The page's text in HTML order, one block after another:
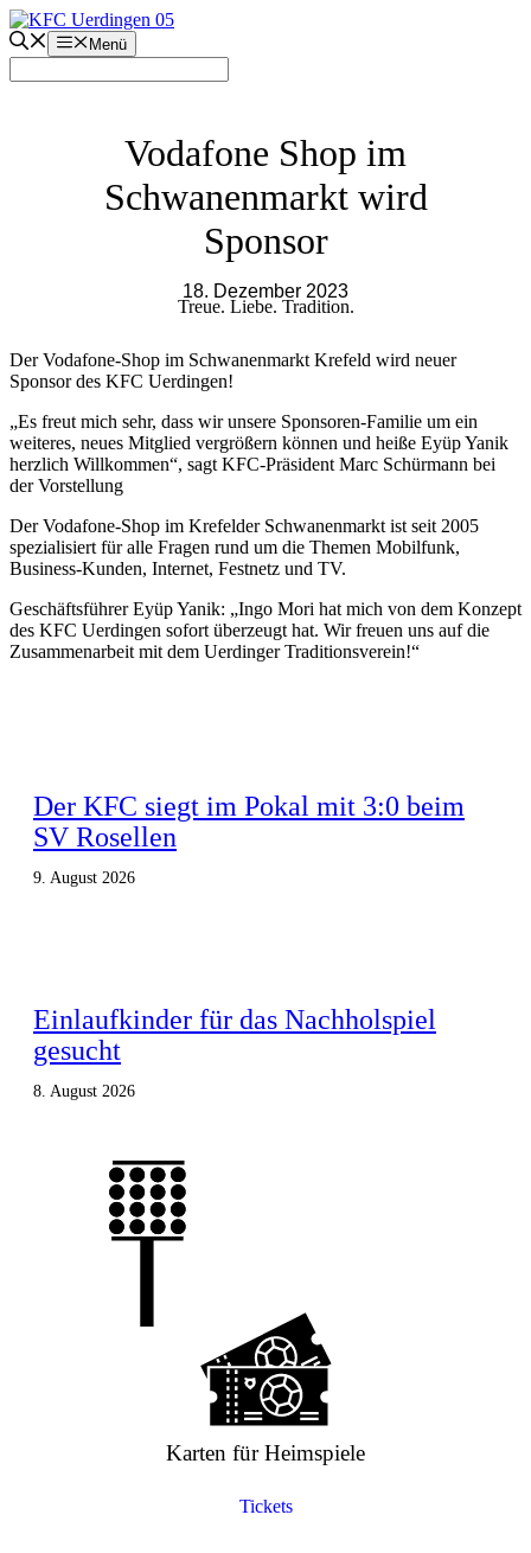
Zum
Inhalt
springen
Menü
Vodafone Shop im
Schwanenmarkt wird
Sponsor
18. Dezember 2023
Treue. Liebe. Tradition.
Der Vodafone-Shop im Schwanenmarkt Krefeld wird neuer
Sponsor des KFC Uerdingen!
„Es freut mich sehr, dass wir unsere Sponsoren-Familie um ein
weiteres, neues Mitglied vergrößern können und heiße Eyüp Yanik
herzlich Willkommen“, sagt KFC-Präsident Marc Schürmann bei
der Vorstellung
Der Vodafone-Shop im Krefelder Schwanenmarkt ist seit 2005
spezialisiert für alle Fragen rund um die Themen Mobilfunk,
Business-Kunden, Internet, Festnetz und TV.
Geschäftsführer Eyüp Yanik: „Ingo Mori hat mich von dem Konzept
des KFC Uerdingen sofort überzeugt hat. Wir freuen uns auf die
Zusammenarbeit mit dem Uerdinger Traditionsverein!“
Der KFC siegt im Pokal mit 3:0 beim
SV Rosellen
9. August 2026
Einlaufkinder für das Nachholspiel
gesucht
8. August 2026
Karten für Heimspiele
Tickets